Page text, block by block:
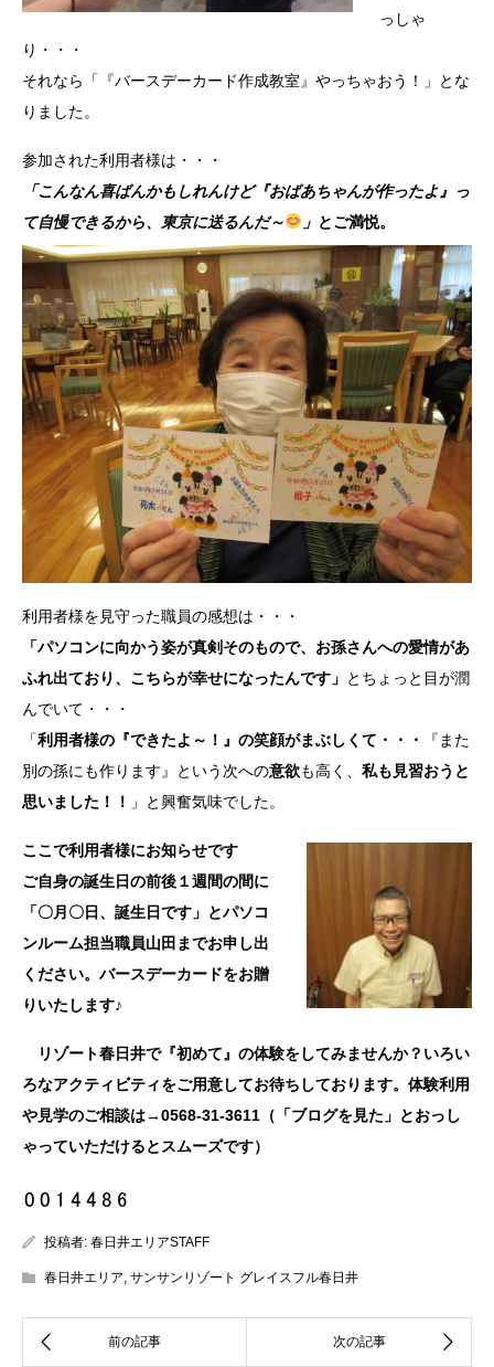
っしゃ
り・・・
それなら「『バースデーカード作成教室』やっちゃおう！」とな
りました。
参加された利用者様は・・・
「こんなん喜ばんかもしれんけど『おばあちゃんが作ったよ』っ
て自慢できるから、東京に送るんだ～
」 とご満悦。
利用者様を見守った職員の感想は・・・
「パソコンに向かう姿が真剣そのもので、お孫さんへの愛情があ
ふれ出ており、こちらが幸せになったんです」 とちょっと目が潤
んでいて・・・
「利用者様の『できたよ～！』の笑顔がまぶしくて・・・
『また
別の孫にも作ります』という次への意欲も高く、 私も見習おうと
思いました！！
」と興奮気味でした。
ここで利用者様にお知らせです
ご自身の誕生日の前後１週間の間に
「〇月〇日、誕生日です」とパソコ
ンルーム担当職員山田までお申し出
ください。バースデーカードをお贈
りいたします♪
リゾート春日井で『初めて』の体験をしてみませんか？いろい
ろなアクティビティをご用意してお待ちしております。体験利用
や見学のご相談は→0568-31-3611（「ブログを見た」とおっし
ゃっていただけるとスムーズです）
投稿者: 春日井エリアSTAFF
春日井エリア サンサンリゾート グレイスフル春日井